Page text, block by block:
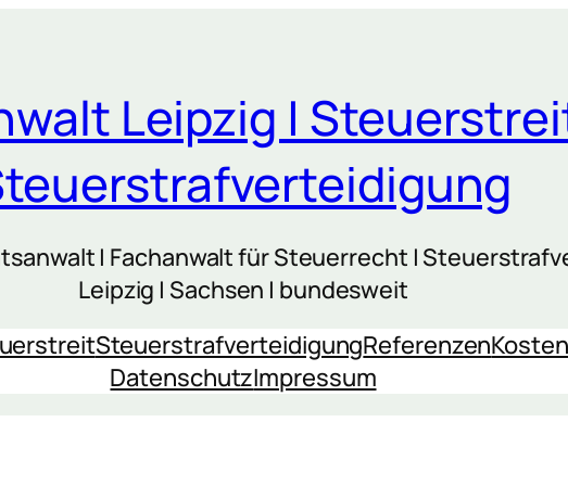
Leipzig |
| Fachanwalt für Steuerrecht |
Leipzig | Sachsen | bundesweit
SteuerstrafverteidigungReferenzenKosten
DatenschutzImpressum